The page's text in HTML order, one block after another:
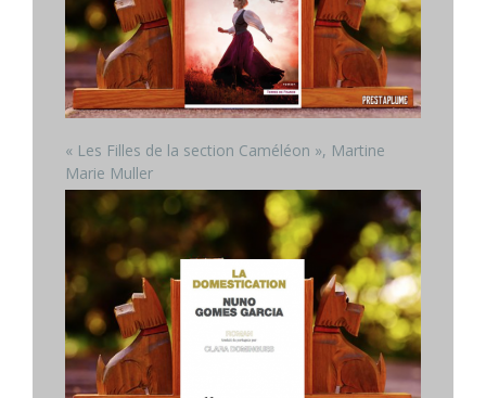
« Les Filles de la section Caméléon », Martine
Marie Muller